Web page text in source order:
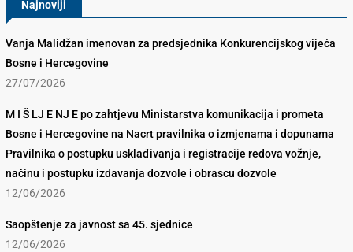
Najnoviji
Vanja Malidžan imenovan za predsjednika Konkurencijskog vijeća
Bosne i Hercegovine
27/07/2026
M I Š LJ E NJ E po zahtjevu Ministarstva komunikacija i prometa
Bosne i Hercegovine na Nacrt pravilnika o izmjenama i dopunama
Pravilnika o postupku usklađivanja i registracije redova vožnje,
načinu i postupku izdavanja dozvole i obrascu dozvole
12/06/2026
Saopštenje za javnost sa 45. sjednice
12/06/2026